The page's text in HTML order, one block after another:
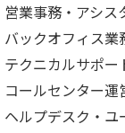
営業事務・アシス
バックオフィス業
テクニカルサポー
コールセンター
ヘルプデスク・ユ